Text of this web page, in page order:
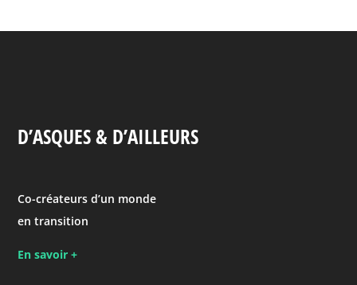
D’ASQUES & D’AILLEURS
Co-créateurs d’un monde
en transition
En savoir +